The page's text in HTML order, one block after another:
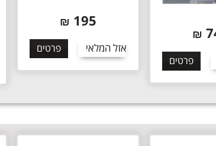
₪
פרטים
195
₪
אזל המלאי פרטים